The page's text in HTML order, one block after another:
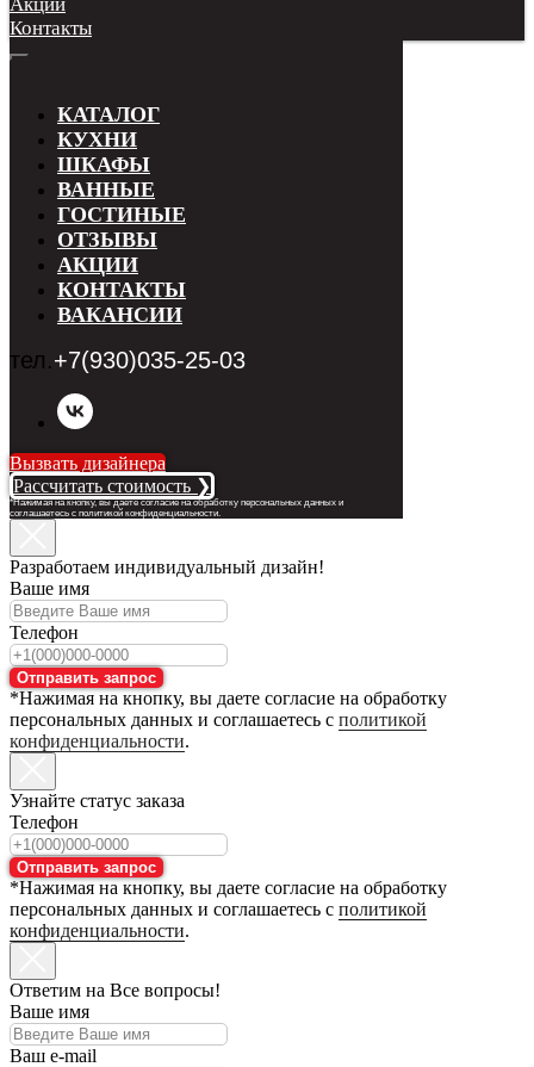
Контакты
КАТАЛОГ
КУХНИ
ШКАФЫ
ВАННЫЕ
ГОСТИНЫЕ
ОТЗЫВЫ
АКЦИИ
КОНТАКТЫ
ВАКАНСИИ
тел.+7(930)035-25-03
Вызвать дизайнера
Рассчитать стоимость ❯
*Нажимая на кнопку, вы даете согласие на обработку персональных данных и
соглашаетесь с политикой конфиденциальности.
Разработаем индивидуальный дизайн!
Ваше имя
Телефон
Отправить запрос
*Нажимая на кнопку, вы даете согласие на обработку
персональных данных и соглашаетесь с политикой
конфиденциальности.
Узнайте статус заказа
Телефон
Отправить запрос
*Нажимая на кнопку, вы даете согласие на обработку
персональных данных и соглашаетесь с политикой
конфиденциальности.
Ответим на Все вопросы!
Ваше имя
Ваш e-mail